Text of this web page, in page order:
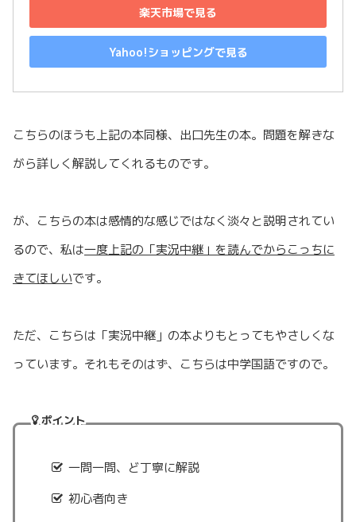
楽天市場で見る
Yahoo!ショッピングで見る
こちらのほうも上記の本同様、出口先生の本。問題を解きな
がら詳しく解説してくれるものです。
が、こちらの本は感情的な感じではなく淡々と説明されてい
るので、私は一度上記の「実況中継」を読んでからこっちに
きてほしいです。
ただ、こちらは「実況中継」の本よりもとってもやさしくな
っています。それもそのはず、こちらは中学国語ですので。
ポイント
一問一問、ど丁寧に解説
初心者向き